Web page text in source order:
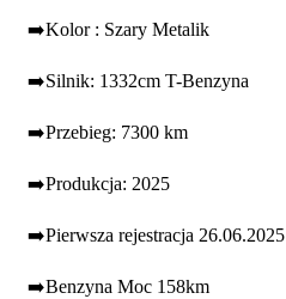
➡️Kolor : Szary Metalik
➡️Silnik: 1332cm T-Benzyna
➡️Przebieg: 7300 km
➡️Produkcja: 2025
➡️Pierwsza rejestracja 26.06.2025
➡️Benzyna Moc 158km